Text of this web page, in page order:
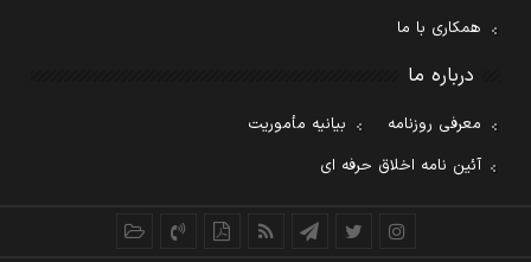
همکاری با ما
درباره ما
معرفی روزنامه
بیانیه مأموریت
آئین نامه اخلاق حرفه ای